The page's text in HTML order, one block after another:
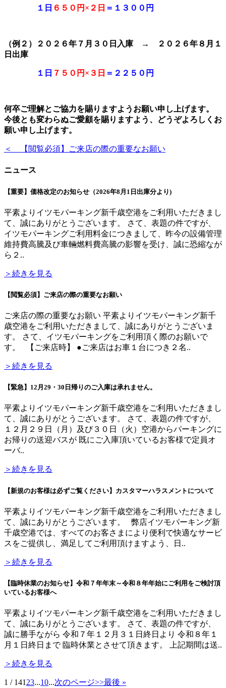
１日 ６５０円×２日 ＝１３００円
（例２）２０２６年７月３０日入庫 →
２０２６年８月１
日出庫
１日 ７５０円×３日 ＝２２５０円
何卒ご理解とご協力を賜りますようお願い申し上げます。
今後とも変わらぬご愛顧を賜りますよう、どうぞよろしくお
願い申し上げます。
＜ 【閲覧必須】ご来店の際の重要なお願い
ニュース
【重要】価格改定のお知らせ（2026年8月1日出庫分より)
平素よりイツモパーキング新千歳空港をご利用いただきまし
て、誠にありがとうございます。 さて、表題の件ですが、
イツモパーキングご利用料金につきまして、昨今の設備管理
維持費高騰及び車輛燃料費高騰の影響を受け、誠に恐縮なが
ら２..
＞続きを見る
【閲覧必須】ご来店の際の重要なお願い
ご来店の際の重要なお願い 平素よりイツモパーキング新千
歳空港をご利用いただきまして、誠にありがとうございま
す。 さて、イツモパーキングをご利用頂く際のお願いで
す。 【ご来店時】 ●ご来店はお車１台につき２名..
＞続きを見る
【緊急】12月29・30日帰りのご入庫は承れません。
平素よりイツモパーキング新千歳空港をご利用いただきまし
て、誠にありがとうございます。 さて、表題の件ですが、
１２月２９日（月）及び３０日（火）空港からパーキングに
お帰りの送迎バスが 既にご入庫頂いているお客様で定員オ
ーバ..
＞続きを見る
【新規のお客様は必ずご覧ください】カスタマーハラスメントについて
平素よりイツモパーキング新千歳空港をご利用いただきまし
て、誠にありがとうございます。 弊店イツモパーキング新
千歳空港では、すべてのお客さまにより便利で快適なサービ
スをご提供し、満足してご利用頂けますよう、日..
＞続きを見る
【臨時休業のお知らせ】令和７年年末～令和８年年始にご利用をご検討頂
いているお客様へ
平素よりイツモパーキング新千歳空港をご利用いただきまし
て、誠にありがとうございます。 さて、表題の件ですが、
誠に勝手ながら 令和７年１２月３１日終日より 令和８年１
月１日終日まで 臨時休業とさせて頂きます。 上記期間は送..
＞続きを見る
1 / 141 23...10...次のページ>>最後 »